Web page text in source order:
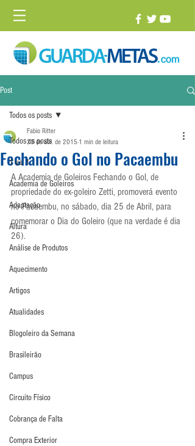
Post
Todos os posts
1 vs. 1
Academia de Goleiros
Adaptação
Altura
Análise de Produtos
Aquecimento
Artigos
Atualidades
Blogoleiro da Semana
Brasileirão
Campus
Circuito Físico
Cobrança de Falta
Compra Exterior
Todos os posts
Fechando o Gol no Pacaembu
Fabio Ritter
23 de abr. de 2015 1 min de leitura
A Academia de Goleiros Fechando o Gol, de
propriedade do ex-goleiro Zetti, promoverá evento
no Pacaembu, no sábado, dia 25 de Abril, para
comemorar o Dia do Goleiro (que na verdade é dia
26).